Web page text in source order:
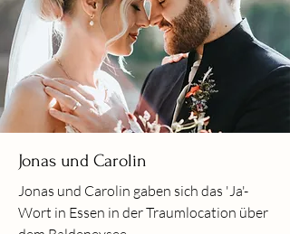
Jonas und Carolin
Jonas und Carolin gaben sich das 'Ja'-
Wort in Essen in der Traumlocation über